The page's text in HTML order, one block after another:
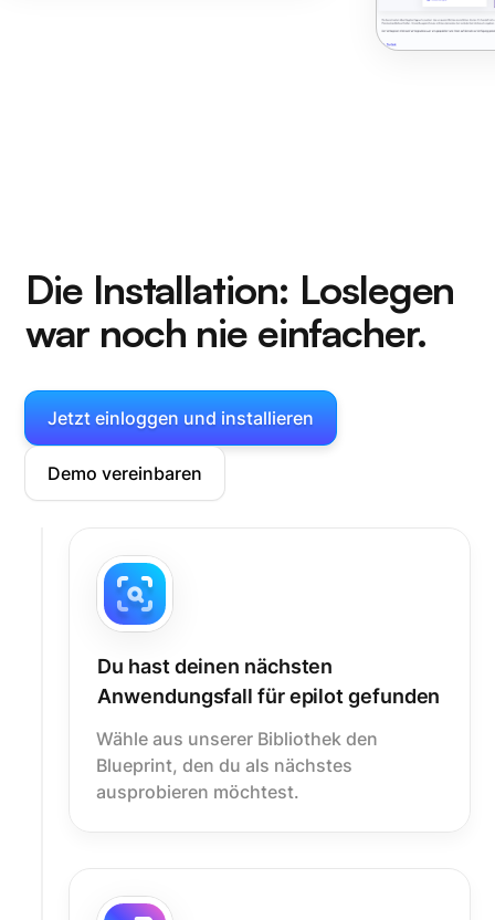
Die Installation: Loslegen
war noch nie einfacher.
Jetzt einloggen und installieren
Demo vereinbaren
Du hast deinen nächsten
Anwendungsfall für epilot gefunden
Wähle aus unserer Bibliothek den
Blueprint, den du als nächstes
ausprobieren möchtest.